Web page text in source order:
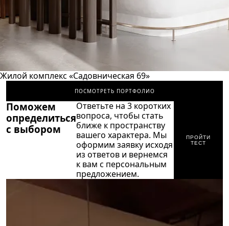
Жилой комплекс «Садовническая 69»
ПОСМОТРЕТЬ ПОРТФОЛИО
Поможем
определиться
с выбором
Ответьте на 3 коротких
вопроса, чтобы стать
ближе к пространству
вашего характера. Мы
оформим заявку исходя
из ответов и вернемся
к вам с персональным
предложением.
ПРОЙТИ
ТЕСТ